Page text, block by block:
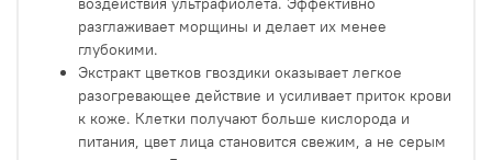
разглаживает морщины и делает их менее
глубокими.
Экстракт цветков гвоздики оказывает легкое
разогревающее действие и усиливает приток крови
к коже. Клетки получают больше кислорода и
питания, цвет лица становится свежим, а не серым